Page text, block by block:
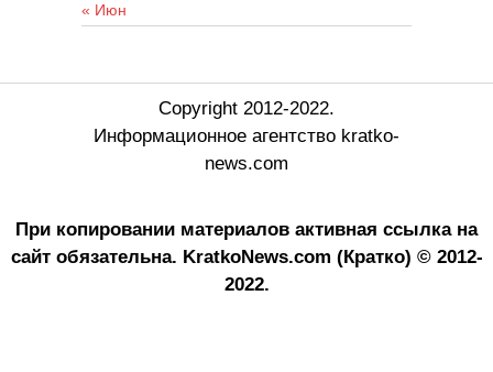
« Июн
Copyright 2012-2022.
Информационное агентство kratko-
news.com
При копировании материалов активная ссылка на
сайт обязательна. KratkoNews.com (Кратко) © 2012-
2022.